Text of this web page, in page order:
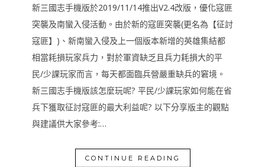
新三國志手機版於2019/11/14推出V2.4改版，優化寇匪
突襲及南蠻入侵活動。由於新的寇匪突襲(更名為【征討
寇匪】)、新南蠻入侵及上一個版本新增的英雄集結都
相當耗損玩家兵力，對於軍資缺乏且兵力耗損大的平
民/少課玩家而言，每天都面臨兵營嚴重缺兵的窘境。
新三國志手機版該怎麼玩呢? 平民/少課玩家如何能在省
兵下獲取征討寇匪的最大利益呢? 以下分享版主的觀點
與建議供大家參考:…
CONTINUE READING